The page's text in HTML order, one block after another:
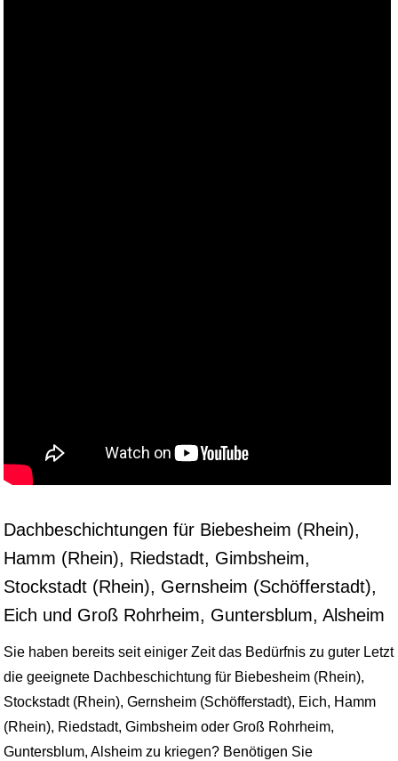
Dachbeschichtungen für Biebesheim (Rhein),
Hamm (Rhein), Riedstadt, Gimbsheim,
Stockstadt (Rhein), Gernsheim (Schöfferstadt),
Eich und Groß Rohrheim, Guntersblum, Alsheim
Sie haben bereits seit einiger Zeit das Bedürfnis zu guter Letzt
die geeignete Dachbeschichtung für Biebesheim (Rhein),
Stockstadt (Rhein), Gernsheim (Schöfferstadt), Eich, Hamm
(Rhein), Riedstadt, Gimbsheim oder Groß Rohrheim,
Guntersblum, Alsheim zu kriegen? Benötigen Sie